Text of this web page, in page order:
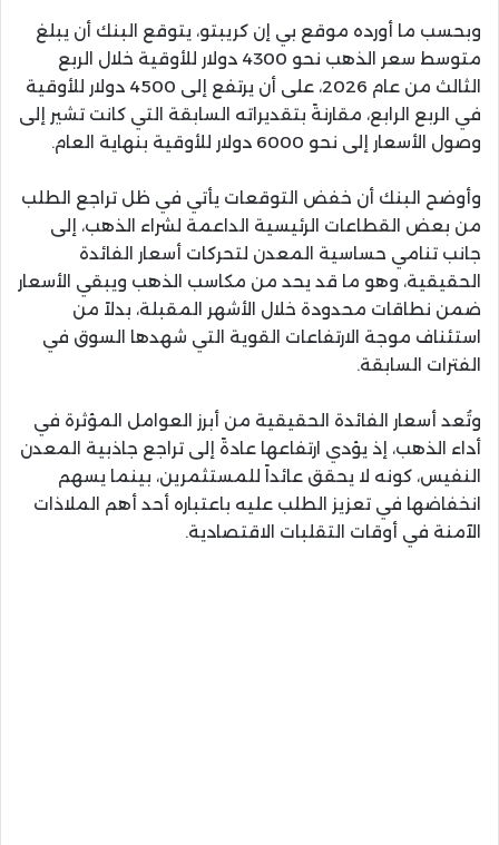
وبحسب ما أورده موقع بي إن كريبتو، يتوقع البنك أن يبلغ
متوسط سعر الذهب نحو 4300 دولار للأوقية خلال الربع
الثالث من عام 2026، على أن يرتفع إلى 4500 دولار للأوقية
في الربع الرابع، مقارنةً بتقديراته السابقة التي كانت تشير إلى
وصول الأسعار إلى نحو 6000 دولار للأوقية بنهاية العام.
وأوضح البنك أن خفض التوقعات يأتي في ظل تراجع الطلب
من بعض القطاعات الرئيسية الداعمة لشراء الذهب، إلى
جانب تنامي حساسية المعدن لتحركات أسعار الفائدة
الحقيقية، وهو ما قد يحد من مكاسب الذهب ويبقي الأسعار
ضمن نطاقات محدودة خلال الأشهر المقبلة، بدلاً من
استئناف موجة الارتفاعات القوية التي شهدها السوق في
الفترات السابقة.
وتُعد أسعار الفائدة الحقيقية من أبرز العوامل المؤثرة في
أداء الذهب، إذ يؤدي ارتفاعها عادةً إلى تراجع جاذبية المعدن
النفيس، كونه لا يحقق عائداً للمستثمرين، بينما يسهم
انخفاضها في تعزيز الطلب عليه باعتباره أحد أهم الملاذات
الآمنة في أوقات التقلبات الاقتصادية.